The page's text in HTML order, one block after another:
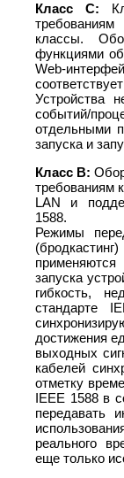
Класс С:
классы.
функциями
Web-
Устройства
событий/
отдельными
запуска и
Класс В:
требованиям
LAN и
1588.
Режимы
запуска
гибкость,
стандарте
достижения
выходных
кабелей
отметку
IEEE 1588 в
передавать
реального
еще только